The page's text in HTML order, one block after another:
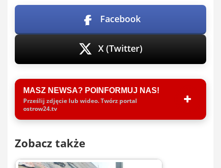
Facebook
X (Twitter)
MASZ NEWSA? POINFORMUJ NAS!
Prześlij zdjęcie lub wideo. Twórz portal
ostrow24.tv
Zobacz także